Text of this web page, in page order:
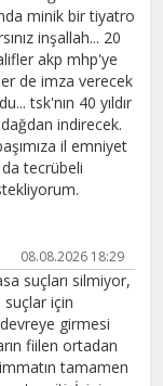
minik bir tiyatro
inşallah... 20
akp mhp'ye
de imza verecek
tsk'nın 40 yıldır
indirecek.
il emniyet
tecrübeli
08.08.2026 18:29
suçları silmiyor,
için
girmesi
fiilen ortadan
tamamen